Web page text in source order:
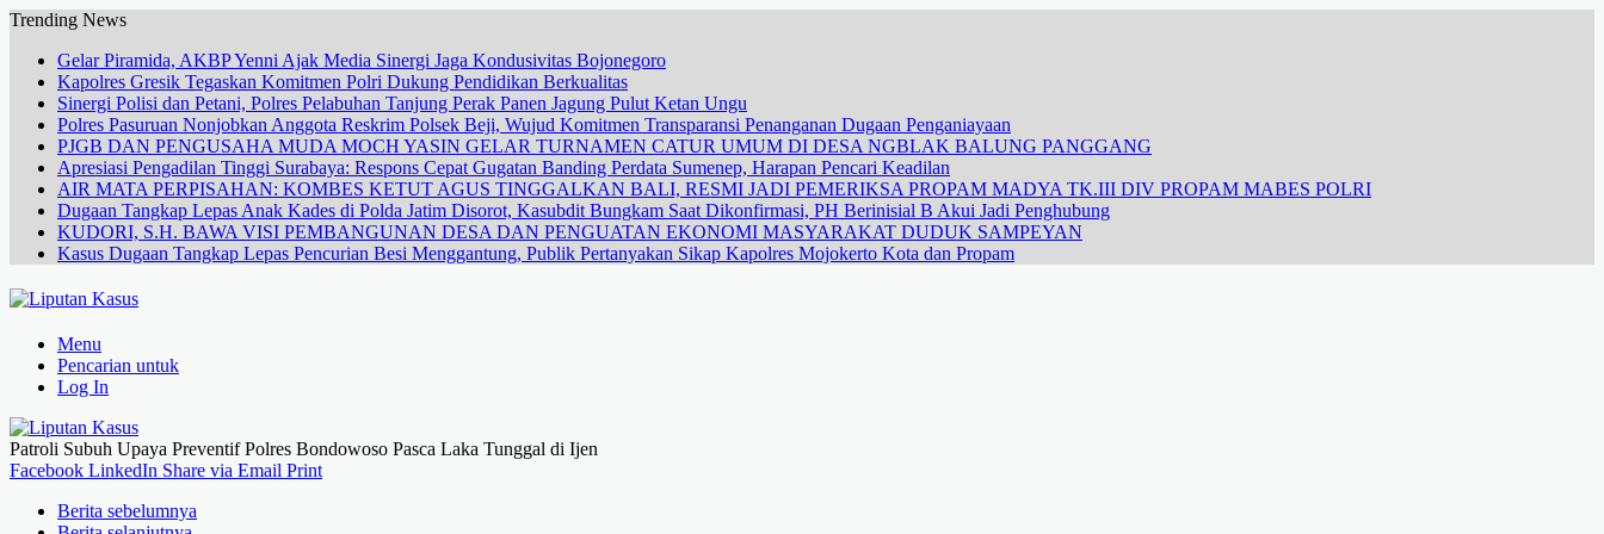
Trending News
Gelar Piramida, AKBP Yenni Ajak Media Sinergi Jaga Kondusivitas Bojonegoro
Kapolres Gresik Tegaskan Komitmen Polri Dukung Pendidikan Berkualitas
Sinergi Polisi dan Petani, Polres Pelabuhan Tanjung Perak Panen Jagung Pulut Ketan Ungu
Polres Pasuruan Nonjobkan Anggota Reskrim Polsek Beji, Wujud Komitmen Transparansi Penanganan Dugaan Penganiayaan
PJGB DAN PENGUSAHA MUDA MOCH YASIN GELAR TURNAMEN CATUR UMUM DI DESA NGBLAK BALUNG PANGGANG
Apresiasi Pengadilan Tinggi Surabaya: Respons Cepat Gugatan Banding Perdata Sumenep, Harapan Pencari Keadilan
AIR MATA PERPISAHAN: KOMBES KETUT AGUS TINGGALKAN BALI, RESMI JADI PEMERIKSA PROPAM MADYA TK.III DIV PROPAM MABES POLRI
Dugaan Tangkap Lepas Anak Kades di Polda Jatim Disorot, Kasubdit Bungkam Saat Dikonfirmasi, PH Berinisial B Akui Jadi Penghubung
KUDORI, S.H. BAWA VISI PEMBANGUNAN DESA DAN PENGUATAN EKONOMI MASYARAKAT DUDUK SAMPEYAN
Kasus Dugaan Tangkap Lepas Pencurian Besi Menggantung, Publik Pertanyakan Sikap Kapolres Mojokerto Kota dan Propam
Menu
Pencarian untuk
Log In
Patroli Subuh Upaya Preventif Polres Bondowoso Pasca Laka Tunggal di Ijen
Facebook LinkedIn Share via Email Print
Berita sebelumnya